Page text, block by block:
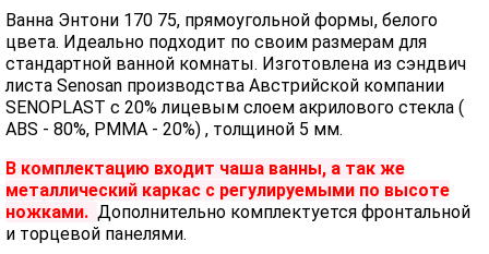
Ванна Энтони 170 75, прямоугольной формы, белого
цвета. Идеально подходит по своим размерам для
стандартной ванной комнаты. Изготовлена из сэндвич
листа Senosan производства Австрийской компании
SENOPLAST c 20% лицевым слоем акрилового стекла (
ABS - 80%, PMMA - 20%) , толщиной 5 мм.
В комплектацию входит чаша ванны, а так же
металлический каркас с регулируемыми по высоте
ножками. Дополнительно комплектуется фронтальной
и торцевой панелями.